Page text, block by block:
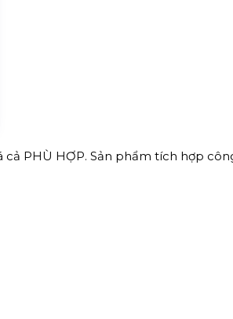
cả PHÙ HỢP. Sản phẩm tích hợp